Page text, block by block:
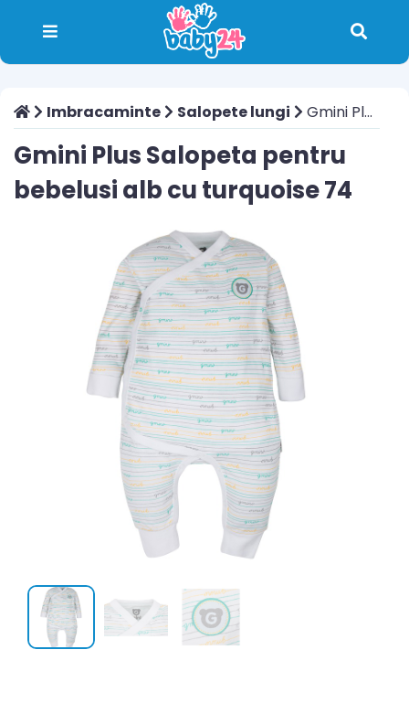
Imbracaminte Salopete lungi Gmini Plus Salopeta pentru bebelusi alb cu turquoise 74
Gmini Plus Salopeta pentru
bebelusi alb cu turquoise 74